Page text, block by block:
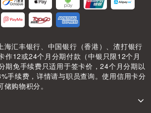
海汇丰银行、中国银行（香港）、渣打银行
作12或24个月分期付款（中银只限12个月
期免手续费只适用于签卡价，24个月分期以
手续费，详情请与职员查询。使用信用卡分
购物积分。